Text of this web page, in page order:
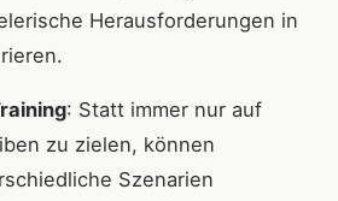
Herausforderungen in
: Statt immer nur auf
zu zielen, können
Szenarien